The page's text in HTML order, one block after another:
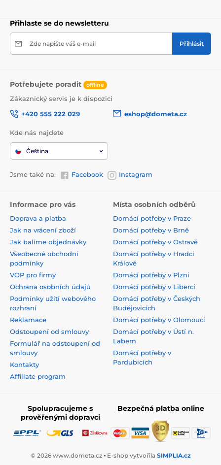
Přihlaste se do newsletteru
Zde napište váš e-mail Přihlásit
Potřebujete poradit offline
Zákaznický servis je k dispozici
+420 555 222 029
eshop@dometa.cz
Kde nás najdete
Čeština
Jsme také na: Facebook Instagram
Informace pro vás
Doprava a platba
Jak na vrácení zboží
Jak balíme objednávky
Všeobecné obchodní
podmínky
VOP pro firmy
Ochrana osobních údajů
Podmínky užití webového
rozhraní
Reklamace
Odstoupení od smlouvy
Formulář na odstoupení od
smlouvy
Kontakty
Affiliate program
Místa osobních odběrů
Domácí potřeby v Praze
Domácí potřeby v Brně
Domácí potřeby v Ostravě
Domácí potřeby v Hradci
Králové
Domácí potřeby v Plzni
Domácí potřeby v Liberci
Domácí potřeby v Českých
Budějovicích
Domácí potřeby v Olomoucí
Domácí potřeby v Ústí n.
Labem
Domácí potřeby v
Pardubicích
Spolupracujeme s
prověřenými dopravci
Bezpečná platba online
© 2026 www.dometa.cz ⦁ E-shop vytvořila SIMPLIA.cz